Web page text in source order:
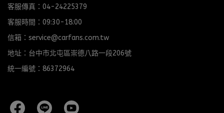
客服傳真：04-24225379
客服時間：09:30-18:00
信箱：service@carfans.com.tw
地址：台中市北屯區崇德八路一段206號
統一編號：86372964